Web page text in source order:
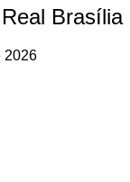
Brasília
2026